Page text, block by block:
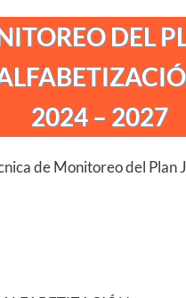
DEL
2024 – 2027
de Monitoreo del